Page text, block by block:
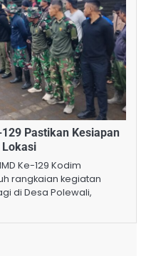
Pastikan Kesiapan
Lokasi
Ke-129 Kodim
rangkaian kegiatan
di Desa Polewali,